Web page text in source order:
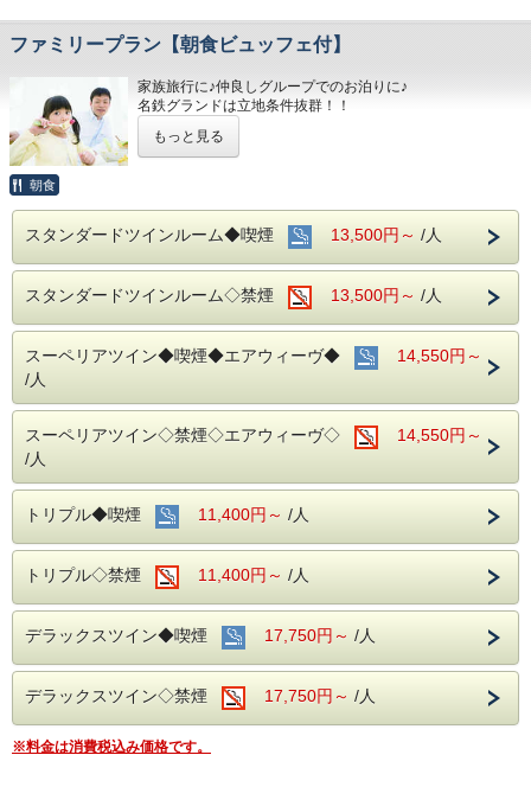
ファミリープラン【朝食ビュッフェ付】
家族旅行に♪仲良しグループでのお泊りに♪
名鉄グランドは立地条件抜群！！
！！さらに！！
家族旅行には嬉しい♪
会が多い場所を
当ホテルの客室は窓が開放出来る為、簡単に空気を入れ替
える事が可能です。
清掃時は常に換気をして新鮮な空気に入れ替えておりま
す。
営業時間：７：００～１０：００ （最終入場 ９：３０）
名古屋めしも楽しめる和洋折衷のバイキングをご準備して
おります。
■交通アクセス■３つの主要駅と地下鉄が全て隣接！！
名鉄名古屋駅：徒歩１分
近鉄名古屋駅：徒歩１分
ＪＲ名古屋駅：徒歩４分
名鉄バスセンター：当ホテルの建物３・４階より高速バスが
発着！
■みんなでお出かけ♪観光スポットのご案内■
名古屋城：お城好きな方にも好評の名古屋城。
名古屋港水族館：子供も大人も楽しめる大迫力のイルカパフ
ォーマンス◎
もっと見る
朝食
スタンダードツインルーム◆喫煙 13,500円～ /人
スタンダードツインルーム◇禁煙 13,500円～ /人
スーペリアツイン◆喫煙◆エアウィーヴ◆
14,550円～
/人
スーペリアツイン◇禁煙◇エアウィーヴ◇
14,550円～
/人
トリプル◆喫煙 11,400円～ /人
トリプル◇禁煙 11,400円～ /人
デラックスツイン◆喫煙 17,750円～ /人
デラックスツイン◇禁煙 17,750円～ /人
※料金は消費税込み価格です。